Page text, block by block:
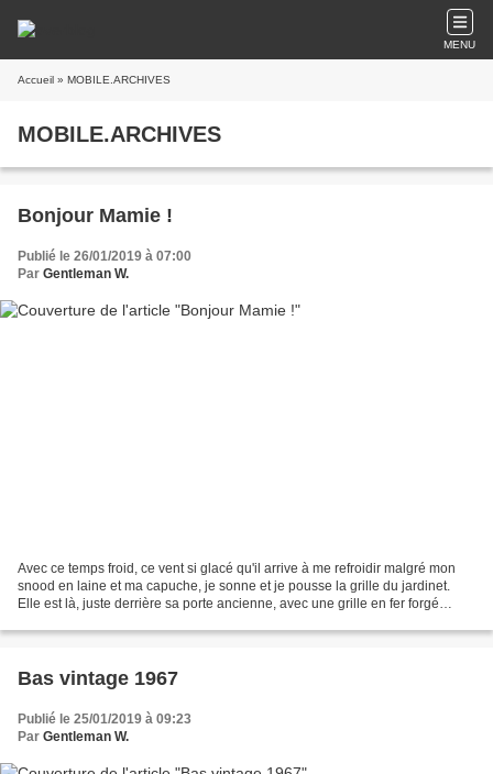
MENU
Accueil » MOBILE.ARCHIVES
MOBILE.ARCHIVES
Bonjour Mamie !
Publié le 26/01/2019 à 07:00
Par Gentleman W.
Avec ce temps froid, ce vent si glacé qu'il arrive à me refroidir malgré mon
snood en laine et ma capuche, je sonne et je pousse la grille du jardinet.
Elle est là, juste derrière sa porte ancienne, avec une grille en fer forgé
Bas vintage 1967
Publié le 25/01/2019 à 09:23
Par Gentleman W.